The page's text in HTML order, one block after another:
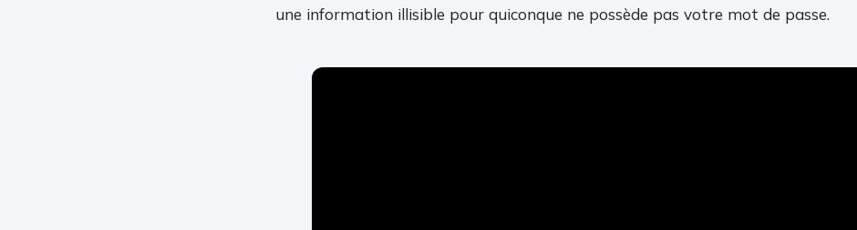
une information illisible pour quiconque ne possède pas votre mot de passe.